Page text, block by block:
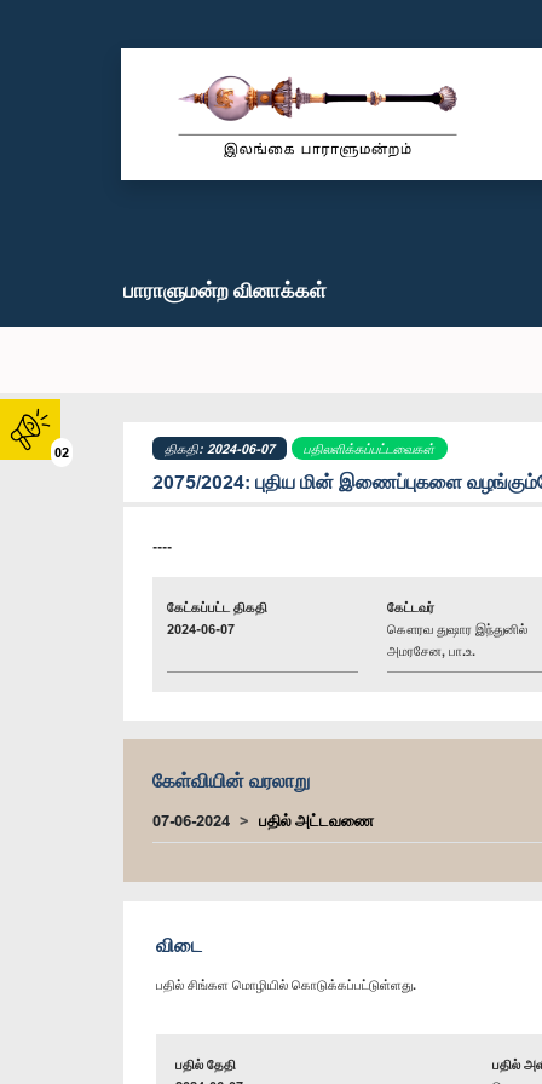
02
பாராளுமன்ற வினாக்கள்
திகதி: 2024-06-07 பதிலளிக்கப்பட்டவைகள்
2075/2024: புதிய மின் இணைப்புகளை
----
கேட்கப்பட்ட திகதி
2024-06-07
கேட்டவர்
கௌரவ துஷார இந்துனில்
அமரசேன, பா.உ.
கேள்வியின் வரலாறு
07-06-2024 பதில் அட்டவணை
விடை
பதில் சிங்கள மொழியில் கொடுக்கப்பட்டுள்ளது.
பதில் தேதி
பதில்